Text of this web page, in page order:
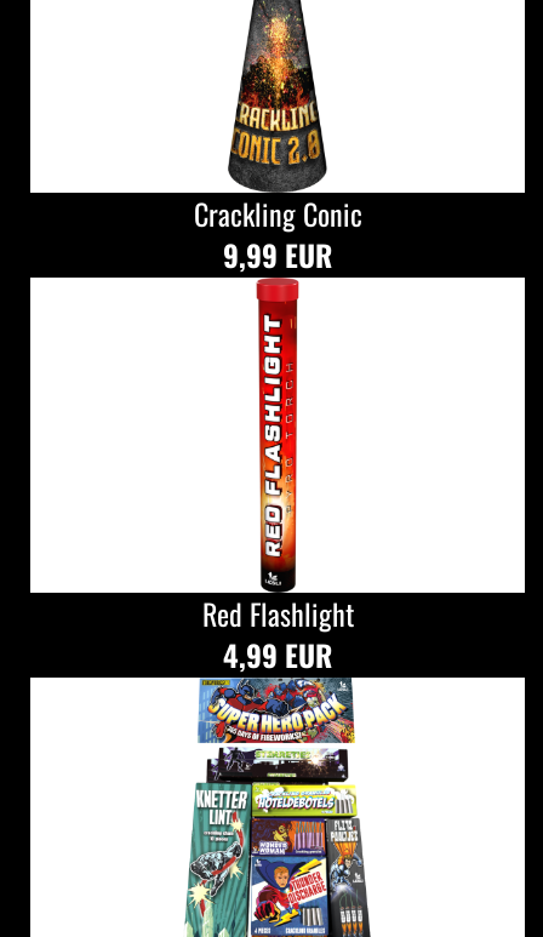
Crackling Conic
9,99 EUR
Red Flashlight
4,99 EUR